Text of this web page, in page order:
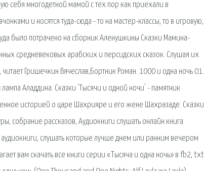
себя многодетной мамой с тех пор как приехали в
и носятся туда-сюда - то на мастер-классы, то в игровую,
было потрачено на сборник Аленушкины Сказки Мамина-
средневековых арабских и персидских сказок. Слушая их
Гришечкин Вячеслав,Бортник Роман. 1000 и одна ночь 01.
Аладдина. Сказки 'Тысячи и одной ночи' - памятник
историей о царе Шахрияре и его жене Шахразаде. Сказки
собрание рассказов, Аудиокниги слушать онлайн книга.
слушать которые лучше днем или ранним вечером
вам скачать все книги серии «Тысяча и одна ночь» в fb2, txt